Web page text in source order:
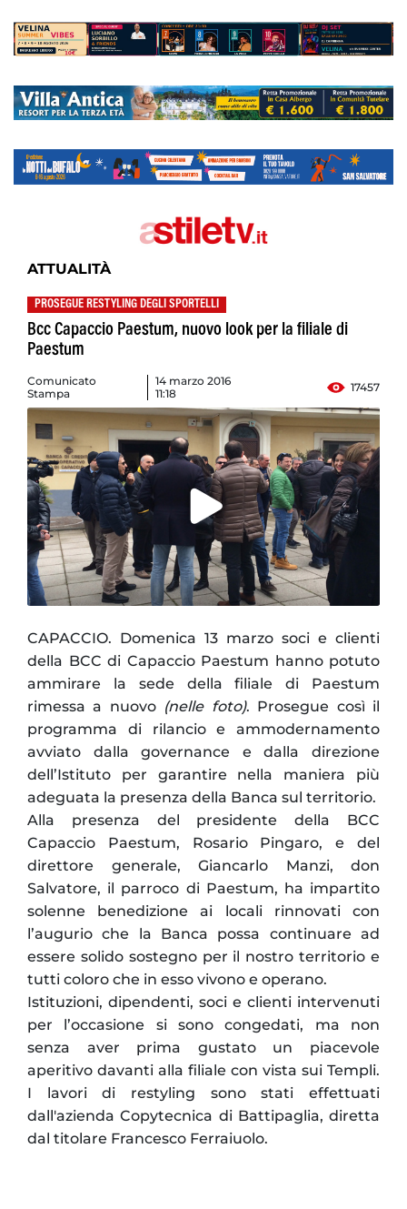
ATTUALITÀ
PROSEGUE RESTYLING DEGLI SPORTELLI
Bcc Capaccio Paestum, nuovo look per la filiale di
Paestum
Comunicato
Stampa
14 marzo 2016
11:18
17457
CAPACCIO. Domenica 13 marzo soci e clienti
della BCC di Capaccio Paestum hanno potuto
ammirare la sede della filiale di Paestum
rimessa a nuovo (nelle foto). Prosegue così il
programma di rilancio e ammodernamento
avviato dalla governance e dalla direzione
dell’Istituto per garantire nella maniera più
adeguata la presenza della Banca sul territorio.
Alla presenza del presidente della BCC
Capaccio Paestum, Rosario Pingaro, e del
direttore generale, Giancarlo Manzi, don
Salvatore, il parroco di Paestum, ha impartito
solenne benedizione ai locali rinnovati con
l’augurio che la Banca possa continuare ad
essere solido sostegno per il nostro territorio e
tutti coloro che in esso vivono e operano.
Istituzioni, dipendenti, soci e clienti intervenuti
per l’occasione si sono congedati, ma non
senza aver prima gustato un piacevole
aperitivo davanti alla filiale con vista sui Templi.
I lavori di restyling sono stati effettuati
dall'azienda Copytecnica di Battipaglia, diretta
dal titolare Francesco Ferraiuolo.